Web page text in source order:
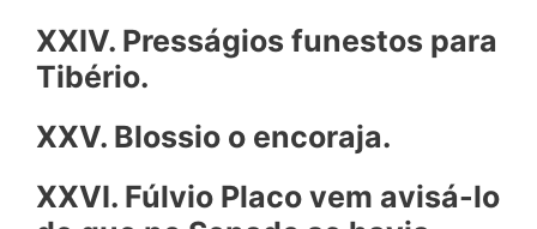
XXIV. Presságios funestos para
Tibério.
XXV. Blossio o encoraja.
XXVI. Fúlvio Placo vem avisá-lo